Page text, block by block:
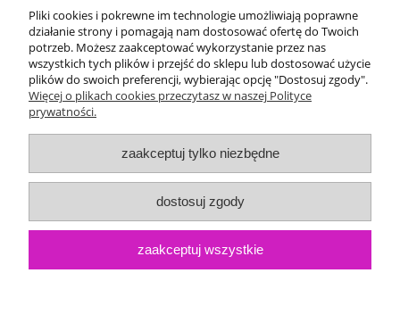
Moje konto
Gwarancja i zwroty
O firmie
Pliki cookies i pokrewne im technologie umożliwiają poprawne
działanie strony i pomagają nam dostosować ofertę do Twoich
potrzeb. Możesz zaakceptować wykorzystanie przez nas
wszystkich tych plików i przejść do sklepu lub dostosować użycie
plików do swoich preferencji, wybierając opcję "Dostosuj zgody".
Więcej o plikach cookies przeczytasz w naszej Polityce
prywatności.
zaakceptuj tylko niezbędne
dostosuj zgody
zaakceptuj wszystkie